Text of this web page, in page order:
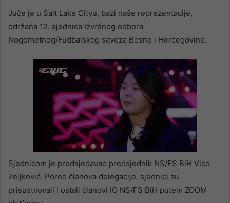
Juče je u Salt Lake Cityu, bazi naše reprezentacije,
održana 12. sjednica Izvršnog odbora
Nogometnog/Fudbalskog saveza Bosne i Hercegovine.
Sjednicom je predsjedavao predsjednik NS/FS BiH Vico
Zeljković. Pored članova delegacije, sjednici su
prisustvovali i ostali članovi IO NS/FS BiH putem ZOOM